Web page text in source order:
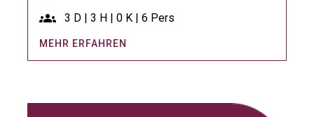
groups 3 D | 3 H | 0 K | 6 Pers
MEHR ERFAHREN